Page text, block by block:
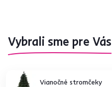
Vybrali sme pre Vás
Vianočné stromčeky